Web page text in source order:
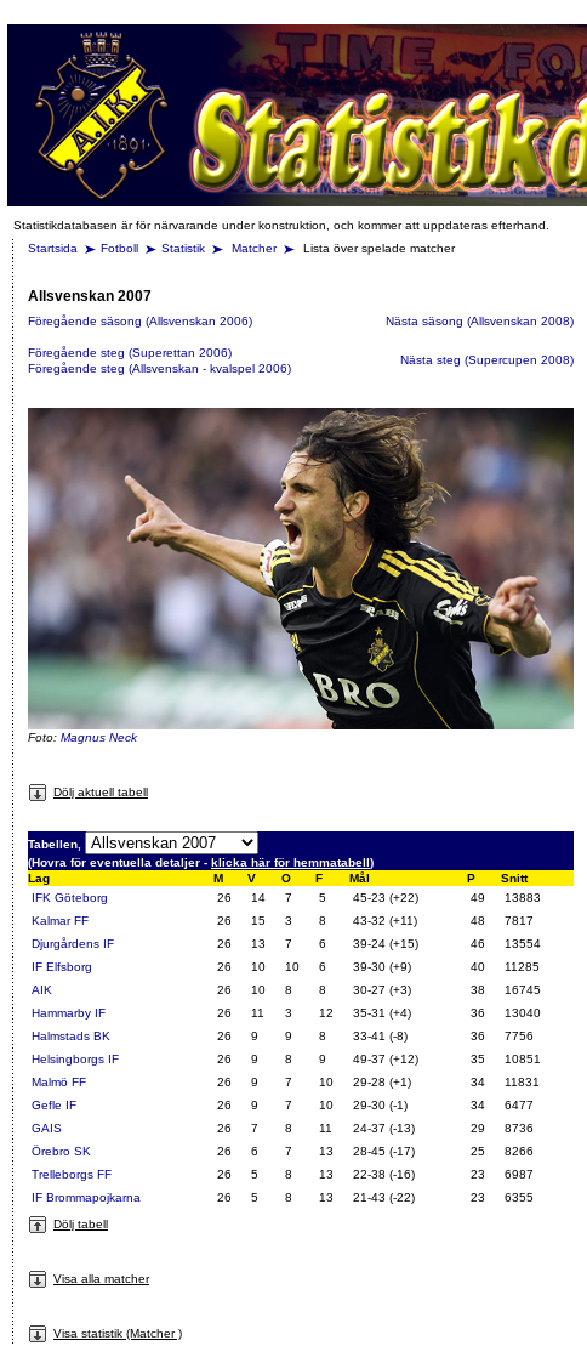
Statistikdatabasen är för närvarande under konstruktion, och kommer att uppdateras efterhand.
Startsida
Fotboll Statistik Matcher Lista över spelade matcher
Allsvenskan 2007
Föregående säsong (Allsvenskan 2006) Nästa säsong (Allsvenskan 2008)
Föregående steg (Superettan 2006)
Föregående steg (Allsvenskan - kvalspel 2006)
Nästa steg (Supercupen 2008)
Foto: Magnus Neck
Dölj aktuell tabell
Tabellen,
(Hovra för eventuella detaljer - klicka här för hemmatabell)
Lag
M V O F Mål P
Snitt
IFK Göteborg
26 14 7 5 45-23 (+22) 49
13883
Kalmar FF
26 15 3 8 43-32 (+11) 48
7817
Djurgårdens IF
26 13 7 6 39-24 (+15) 46
13554
IF Elfsborg
26 10 10 6 39-30 (+9) 40
11285
AIK
26 10 8 8 30-27 (+3) 38
16745
Hammarby IF
26 11 3 12 35-31 (+4) 36
13040
Halmstads BK
26 9 9 8 33-41 (-8) 36
7756
Helsingborgs IF
26 9 8 9 49-37 (+12) 35
10851
Malmö FF
26 9 7 10 29-28 (+1) 34
11831
Gefle IF
26 9 7 10 29-30 (-1) 34
6477
GAIS
26 7 8 11 24-37 (-13) 29
8736
Örebro SK
26 6 7 13 28-45 (-17) 25
8266
Trelleborgs FF
26 5 8 13 22-38 (-16) 23
6987
IF Brommapojkarna
26 5 8 13 21-43 (-22) 23
6355
Dölj tabell
Visa alla matcher
Visa statistik (Matcher )